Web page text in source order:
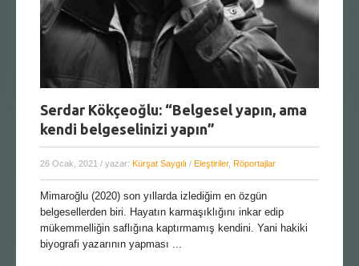
Serdar Kökçeoğlu: “Belgesel yapın, ama
kendi belgeselinizi yapın’’
26 Ocak, 2021 / yazar: Kürşat Saygılı / Eleştiriler, Röportajlar
Mimaroğlu (2020) son yıllarda izlediğim en özgün
belgesellerden biri. Hayatın karmaşıklığını inkar edip
mükemmelliğin saflığına kaptırmamış kendini. Yani hakiki
biyografi yazarının yapması ...